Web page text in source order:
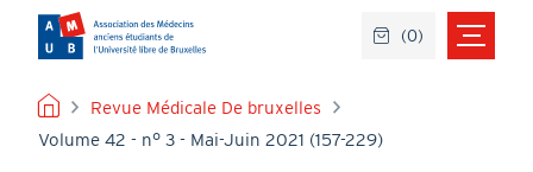
contenu
principal
FIL
D'ARIANE
Revue Médicale De bruxelles
Volume 42 - n° 3 - Mai-Juin 2021 (157-229)
(0)